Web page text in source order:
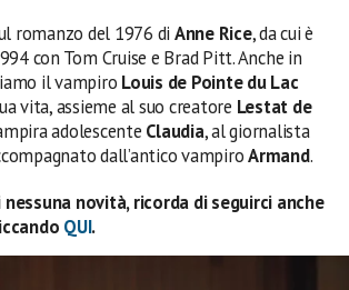
romanzo del 1976 di Anne Rice, da cui è
con Tom Cruise e Brad Pitt. Anche in
il vampiro Louis de Pointe du Lac
vita, assieme al suo creatore Lestat de
adolescente Claudia, al giornalista
dall’antico vampiroArmand.
novità, ricorda di seguirci anche
QUI.